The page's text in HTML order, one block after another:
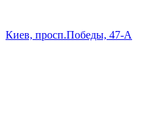
Киев, просп.Победы, 47-А